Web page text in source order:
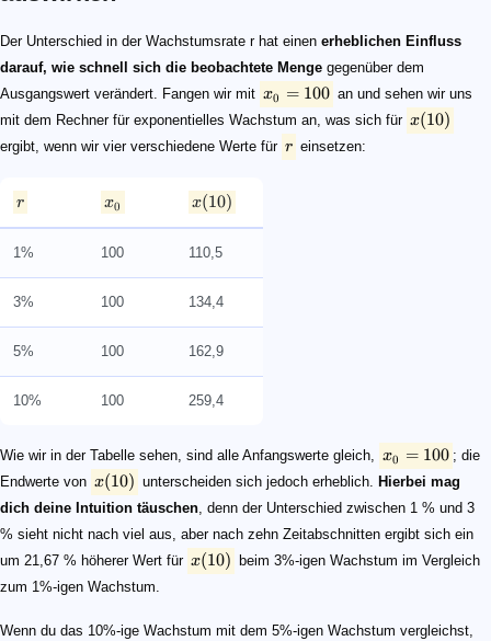
Der Unterschied in der Wachstumsrate r hat einen erheblichen Einfluss
darauf, wie schnell sich die beobachtete Menge gegenüber dem
Ausgangswert verändert. Fangen wir mit
x_0 = 100
x0 = 100 an und sehen wir uns
mit dem Rechner für exponentielles Wachstum an, was sich für
x(10)
x(10)
ergibt, wenn wir vier verschiedene Werte für
r
r einsetzen:
r
r
x_0
x0
x(10)
x(10)
1% 100 110,5
3% 100 134,4
5% 100 162,9
10% 100 259,4
Wie wir in der Tabelle sehen, sind alle Anfangswerte gleich,
x_0 = 100
x0 = 100 ; die
Endwerte von
x(10)
x(10) unterscheiden sich jedoch erheblich. Hierbei mag
dich deine Intuition täuschen, denn der Unterschied zwischen 1 % und 3
% sieht nicht nach viel aus, aber nach zehn Zeitabschnitten ergibt sich ein
um 21,67 % höherer Wert für
x(10)
x(10)
beim 3%-igen Wachstum im Vergleich
zum 1%-igen Wachstum.
Wenn du das 10%-ige Wachstum mit dem 5%-igen Wachstum vergleichst,